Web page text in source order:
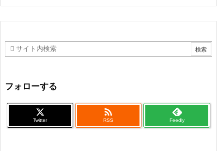
フォローする
Twitter

RSS Feedly